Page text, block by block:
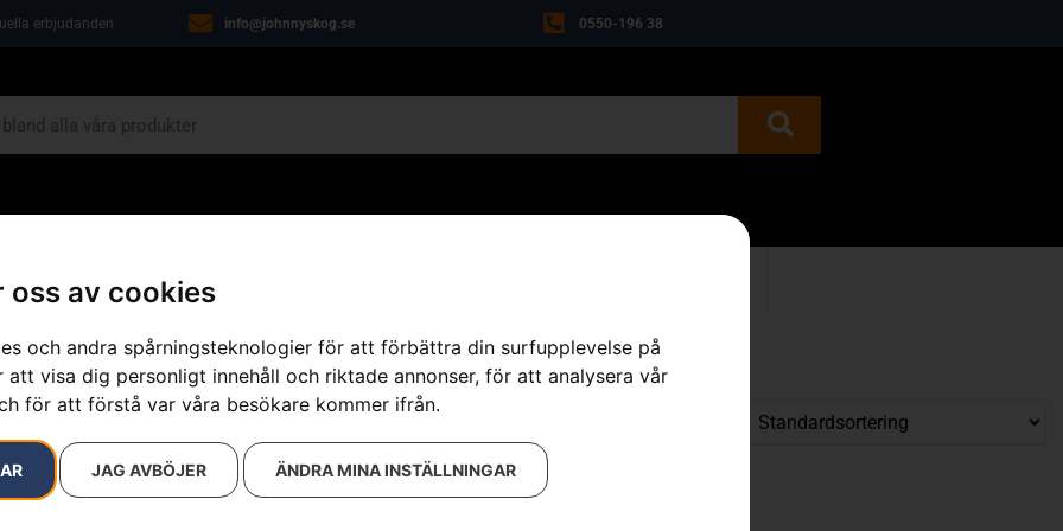
oss av cookies
och andra spårningsteknologier för att förbättra din surfupplevelse på
visa dig personligt innehåll och riktade annonser, för att analysera vår
för att förstå var våra besökare kommer ifrån.
JAG AVBÖJER ÄNDRA MINA INSTÄLLNINGAR
erbjudanden info@johnnyskog.se 0550-196 38
ÖVRIGT